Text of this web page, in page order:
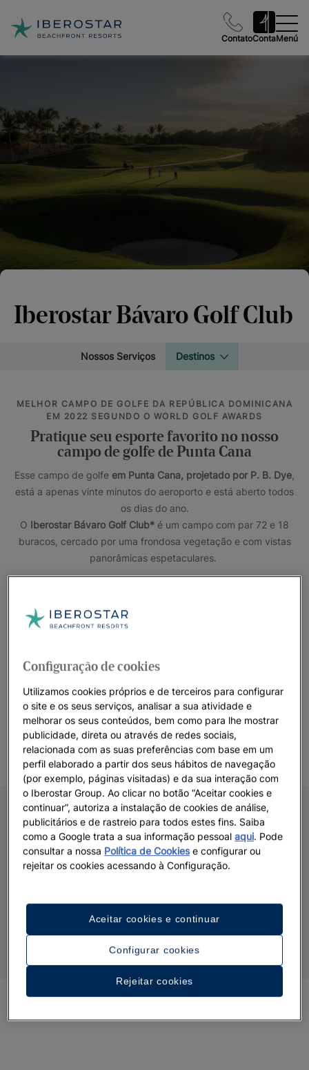
ContatoContaMenú
Iberostar Bávaro Golf Club
Nossos Serviços Destinos
MELHOR CAMPO DE GOLFE DA REPÚBLICA DOMINICANA
EM 2022 SEGUNDO O WORLD GOLF AWARDS
Pratique seu esporte favorito no nosso
campo de golfe de Punta Cana
Esse campo de golfe em Punta Cana, projetado por P. B. Dye
está a apenas vinte minutos do aeroporto e está aberto todos
os dias do ano.
O Iberostar Bávaro Golf Club* é um campo com par 72 e 18
buracos, cercado por uma frondosa vegetação e com vistas
panorâmicas espetaculares.
áreas de deserto e até mesmo uma bela cachoeira. Os 105
campos verdes cuidados com esmero. Os quatro pontos de
partida garantem uma rodada divertida tanto para jogadores
profissionais quanto para amadores.
Configuração de cookies
Utilizamos cookies próprios e de terceiros para configurar
o site e os seus serviços, analisar a sua atividade e
melhorar os seus conteúdos, bem como para lhe mostrar
publicidade, direta ou através de redes sociais,
relacionada com as suas preferências com base em um
perfil elaborado a partir dos seus hábitos de navegação
(por exemplo, páginas visitadas) e da sua interação com
o Iberostar Group. Ao clicar no botão “Aceitar cookies e
continuar”, autoriza a instalação de cookies de análise,
publicitários e de rastreio para todos estes fins. Saiba
como a Google trata a sua informação pessoalaqui. Pode
consultar a nossa Política de Cookiese configurar ou
rejeitar os cookies acessando à Configuração.
Configurar cookies
Rejeitar cookies
Aceitar cookies e continuar